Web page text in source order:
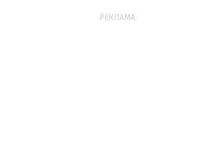
РЕКЛАМА: